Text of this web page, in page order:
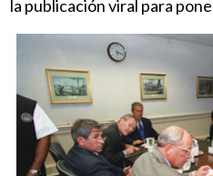
la publicación viral para